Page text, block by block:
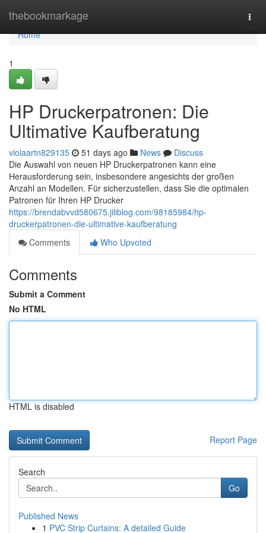
thebookmarkage
Home
Home
1
HP Druckerpatronen: Die
Ultimative Kaufberatung
violaartn829135 51 days ago News
Discuss
Die Auswahl von neuen HP Druckerpatronen kann eine
Herausforderung sein, insbesondere angesichts der großen
Anzahl an Modellen. Für sicherzustellen, dass Sie die optimalen
Patronen für Ihren HP Drucker
https://brendabvvd580675.jiliblog.com/98185984/hp-
druckerpatronen-die-ultimative-kaufberatung
Comments
Who Upvoted
Comments
Submit a Comment
No HTML
HTML is disabled
Report Page
Search
Go
Published News
1 PVC Strip Curtains: A detailed Guide